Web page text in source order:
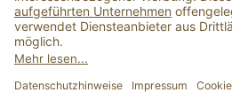
Alle Preise inkl. gesetzl.
Versandkosten